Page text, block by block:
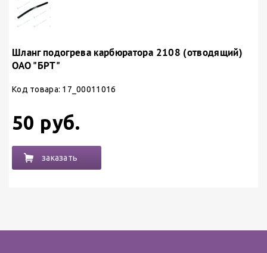
Шланг подогрева карбюратора 2108 (отводящий)
ОАО "БРТ"
Код товара: 17_00011016
50 руб.
заказать